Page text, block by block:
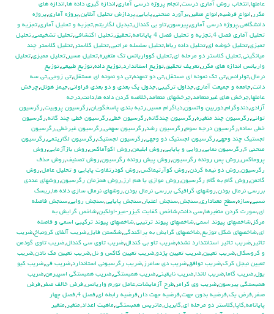
عاملها,انتخاب روش آماري درست,انجام پروژه درسي آماري,اندازه گيري داده ها,اندازه هاي
مكرر ,انواع فرضيه,انواع متغير ,برآورد منحني,پايايي,پردازش تحليل آنلاين,پروژه آماري,پروژه
دانشگاهي,پروژه درسي آماري,پيرسون,تاو بي کندال,تبديل لگاريتم,تجزيه و تحليل آماري,تجزيه و
تحليل آماري فصل 4
,تجزيه و تحليل فصل 4 پايانامه ,تحقيق,تحليل اكتشافي,تحليل تشخيصي,تحليل
تميزي,تحليل خوشه اي,تحليل داده رباط,تحليل سلسله مراتبي,تحليل كلاستر ,تحليل كلاستر چند
ميانگيني,تحليل كلاستر دو مرحله اي,تحليل كوواريانس تك متغيره,تحليل مسير ,تحليل مميزي,تحليل
واريانس اندازه هاي مكرر ,تعريف تحقيق,توزيع استاندارد,توزيع داده,توزيع طبيعي,توزيع
نرمال,تولرانس,تي تک نمونه اي مستقل,تي دو تمهنه,تي دو نمونه اي مستقل,تي زوجي,تي سه
دانت,جامعه و جميعت آماري,جداول تركيبي,جدول يك بعدي و دو بعدي فراواني,جيمز هوئل,چرخش
عاملها,چرخش هاي غيرمتعامد,چرخشهاي متعامد,خلاصه كردن داده ها,دانت,درجه
آزادي,دندوگرام,دوربين واتسون,دياگرام مسير ,رتبه بندي پاسخگويان,رگرسيون پروبيت,رگرسيون
تواني,رگرسيون چند متغيره,رگرسيون چندگانه,رگرسيون خطي,رگرسيون خطي چند گانه,رگرسيون
خطي ساده,رگرسيون درجه سوم,رگرسيون رشد,رگرسيون سهمي,رگرسيون غيرخطي,رگرسيون
لجستيك چند وجهي,رگرسيون لجستيك دو وجهي,رگرسيون لجستيک,رگرسيون لگاريتمي,رگرسيون
منحني s
,رگرسيون نمايي,روايي و پايايي,روش ابليمن,روش اكوآماكس,روش بازآزمايي,روش
پروماكس,روش پس رونده رگرسيون,روش پيش رونده رگرسيون,روش تصنيف,روش حذف
رگرسيون,روش دو نيمه كردن,روش كوآرتيماكس,روش كودرتفاوت پايايي و تحليل عامل,روش
گاتمن,روش گام به گام رگرسيون,روش موازي يا هم ارز ,روش همزمان رگرسيون,روشهاي عددي
بررسي نرمال بودن,روشهاي گرافيكي بررسي نرمال بودن,روشهاي نرمال سازي داده ها,ريسك
نسبي,سازه,سطح معناداري,سنجش,سنجش اعتبار ,سنجش پايايي,سنجش روايي,سنجش فاصله
اي,سورت كردن متغيرها,سي دانت,شاخص كفايت كيزر-مير-اولكين,شاخص گرايش به
مركز ,شاخصهاي پيوند اسمي,شاخصهاي پيوند ترتيبي,شاخصهاي پيوند تركيبي اسمي و فاصله
اي,شاخصهاي شكل توزيع,شاخصهاي گرايش به پراكندگي,شكستن فايل,ضريب آلفاي کرونباخ,ضريب
تاثير ,ضريب تاثير استانتدارد نشده,ضريب تاو بي كندال,ضريب تاوي سي كندال,ضريب تاوي گودمن
و كروسكال,ضريب تعيين,ضريب تعيين پژدو,ضريب تعيين كاكس و نل,ضريب تعيين مك نادن,ضريب
تعيين نيجل كرك,ضريب توافق,ضريب دي سامرز ,ضريب رگرسيوني استاندارد,ضريب في,ضريب كيو
يول,ضريب گاما,ضريب لاندا,ضريب نايقيني,ضريب همبستگي,ضريب همبستگي اسپيرمن,ضريب
همبستگي پيرسون,ضريب وي كرامر ,طرح آزمايشات,عامل تورم واريانس,فرض خالف صفر ,فرض
صفر ,فرض يك,فرضيه بدون جهت,فرضيه جهت دار ,فرضيه رابطه اي,فصل 4 ,فصل چهار
پايانامه,كاپا,كلاستر دو مرحله اي,گابريل,ماتريس همبستگي,ماهيت اعداد,متغير ,متغير